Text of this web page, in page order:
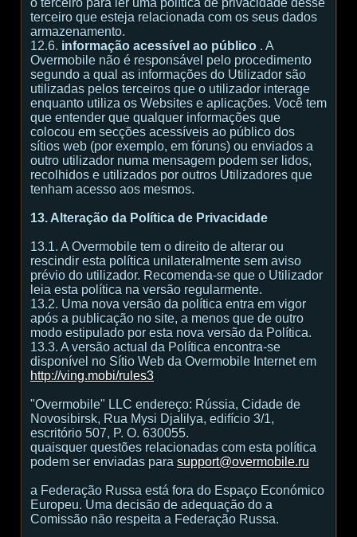
o terceiro para ler uma política de privacidade desse
terceiro que esteja relacionada com os seus dados
armazenamento.
12.6. informação acessível ao público . A
Overmobile não é responsável pelo procedimento
segundo a qual as informações do Utilizador são
utilizadas pelos terceiros que o utilizador interage
enquanto utiliza os Websites e aplicações. Você tem
que entender que qualquer informações que
colocou em secções acessíveis ao público dos
sítios web (por exemplo, em fóruns) ou enviados a
outro utilizador numa mensagem podem ser lidos,
recolhidos e utilizados por outros Utilizadores que
tenham acesso aos mesmos.
13. Alteração da Política de Privacidade
13.1. A Overmobile tem o direito de alterar ou
rescindir esta política unilateralmente sem aviso
prévio do utilizador. Recomenda-se que o Utilizador
leia esta política na versão regularmente.
13.2. Uma nova versão da política entra em vigor
após a publicação no site, a menos que de outro
modo estipulado por esta nova versão da Política.
13.3. A versão actual da Política encontra-se
disponível no Sítio Web da Overmobile Internet em
http://ving.mobi/rules3
"Overmobile" LLC endereço: Rússia, Cidade de
Novosibirsk, Rua Mysi Djalilya, edifício 3/1,
escritório 507, P. O. 630055.
quaisquer questões relacionadas com esta política
podem ser enviadas para support@overmobile.ru
a Federação Russa está fora do Espaço Económico
Europeu. Uma decisão de adequação do a
Comissão não respeita a Federação Russa.